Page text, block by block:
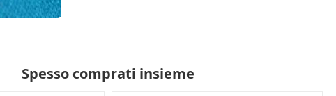
Spesso comprati insieme